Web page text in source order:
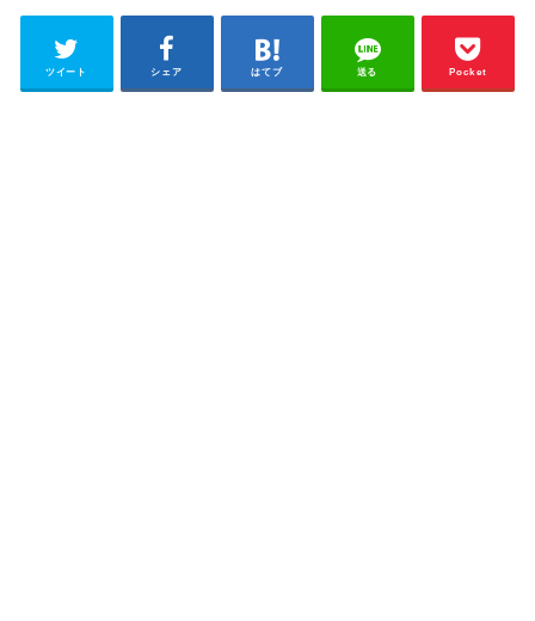
ツイート シェア はてブ 送る Pocket